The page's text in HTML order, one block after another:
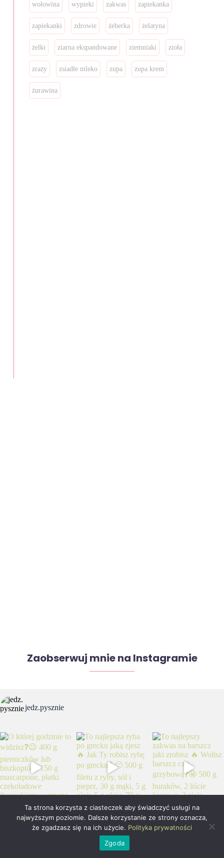
wołowina wypieki zakwas zapiekanka
zapiekanki zdrowie żeberka żelatyna
żelki ziarna ekspandowane ziemniaki zioła
zrazy zsiadłe mleko zupa zupa krem
żurawina
Zaobserwuj mnie na Instagramie
jedz.pysznie
Blog jedzpysznie.pl powstał z miłości do gotowania
Ta strona korzysta z ciasteczek aby świadczyć usługi na
najwyższym poziomie. Dalsze korzystanie ze strony oznacza,
że zgadzasz się na ich użycie. Polityka prywatności
Zgoda